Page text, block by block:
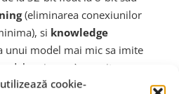
cookie-
(eliminarea conexiunilor
si knowledge
unui model mai mic sa imite
mai mare) permit
resurselor necesare atat in